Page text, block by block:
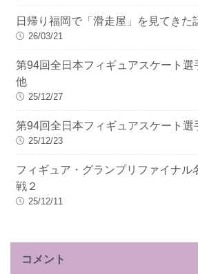
日帰り福岡で「滑走屋」を見てき
26/03/21
第94回全日本フィギュアスケート選
他
25/12/27
第94回全日本フィギュアスケート選
25/12/23
フィギュア・グランプリファイナル
戦２
25/12/11
コメント